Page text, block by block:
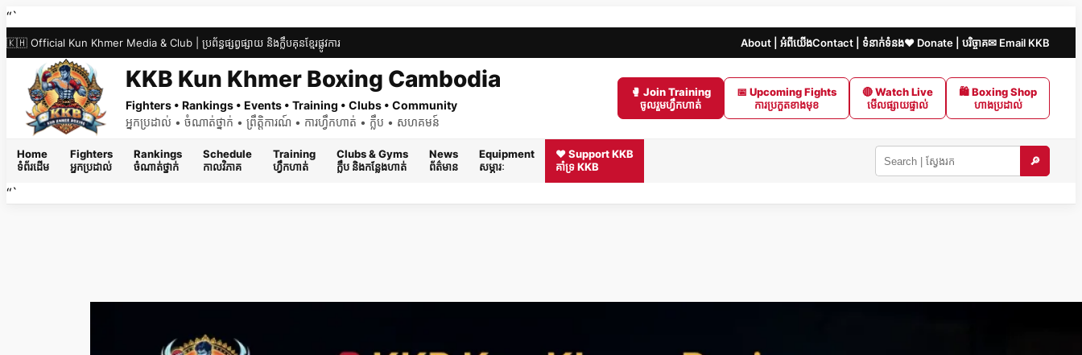
Skip
to
content
“`
🇰🇭 Official Kun Khmer Media & Club | ប្រព័ន្ធផ្សព្វផ្សាយ និងក្លឹបគុនខ្មែរផ្លូវការ About | អំពីយើងContact | ទំនាក់ទំនង❤️ Donate | បរិច្ចាគ✉ Email KKB
KKB Kun Khmer Boxing Cambodia
Fighters • Rankings • Events • Training • Clubs • Community
អ្នកប្រដាល់ • ចំណាត់ថ្នាក់ • ព្រឹត្តិការណ៍ • ការហ្វឹកហាត់ • ក្លឹប • សហគមន៍
🥊 Join Training
ចូលរួមហ្វឹកហាត់
📅 Upcoming Fights
ការប្រកួតខាងមុខ
🔴 Watch Live
មើលផ្សាយផ្ទាល់
🛍 Boxing Shop
ហាងប្រដាល់
Home
ទំព័រដើម
Fighters
អ្នកប្រដាល់
Rankings
ចំណាត់ថ្នាក់
Schedule
កាលវិភាគ
Training
ហ្វឹកហាត់
Clubs & Gyms
ក្លឹប និងកន្លែងហាត់
News
ព័ត៌មាន
Equipment
សម្ភារៈ
❤️ Support KKB
គាំទ្រ KKB
Search
🔎
“`